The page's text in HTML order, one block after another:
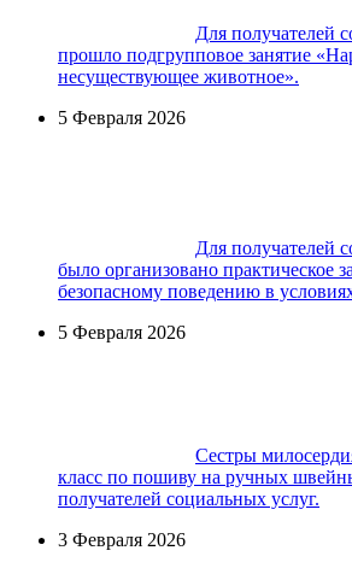
Для получателей
прошло подгрупповое занятие
несуществующее животное».
5 Февраля 2026
Для получателей
было организовано практическое
безопасному поведению в
5 Февраля 2026
Сестры
класс по пошиву на ручных
получателей социальных услуг.
3 Февраля 2026